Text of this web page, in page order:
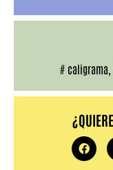
# caligrama